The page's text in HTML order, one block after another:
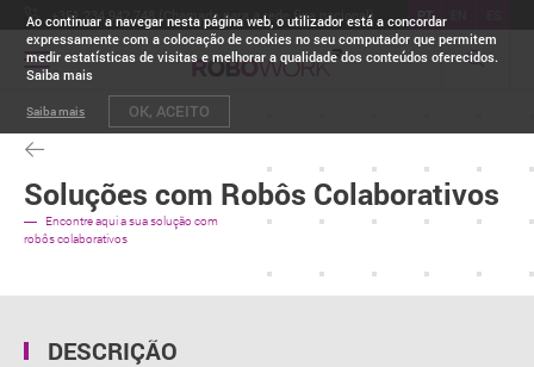
Ao continuar a navegar nesta página web, o utilizador está a concordar
expressamente com a colocação de cookies no seu computador que permitem
medir estatísticas de visitas e melhorar a qualidade dos conteúdos oferecidos.
Saiba mais
Saiba mais OK, ACEITO
PT
+351 234 942 748 (Chamada para a rede fixa nacional)
Toggle
navigation
Soluções com Robôs Colaborativos
Encontre aqui a sua solução com
robôs colaborativos
DESCRIÇÃO